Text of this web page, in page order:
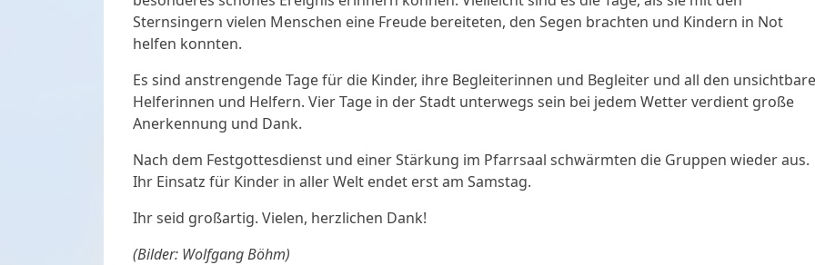
Sternsingern vielen Menschen eine Freude bereiteten, den Segen brachten und Kindern in Not
helfen konnten.
Es sind anstrengende Tage für die Kinder, ihre Begleiterinnen und Begleiter und all den
Helferinnen und Helfern. Vier Tage in der Stadt unterwegs sein bei jedem Wetter verdient große
Anerkennung und Dank.
Nach dem Festgottesdienst und einer Stärkung im Pfarrsaal schwärmten die Gruppen wieder aus.
Ihr Einsatz für Kinder in aller Welt endet erst am Samstag.
Ihr seid großartig. Vielen, herzlichen Dank!
(Bilder: Wolfgang Böhm)